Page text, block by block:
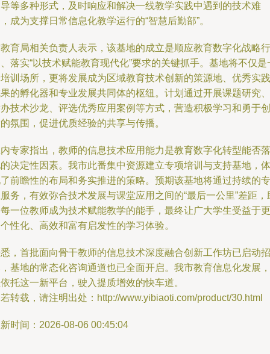
等多种形式，及时响应和解决一线教学实践中遇到的技术难
成为支撑日常信息化教学运行的“智慧后勤部”。
育局相关负责人表示，该基地的成立是顺应教育数字化战略行
落实“以技术赋能教育现代化”要求的关键抓手。基地将不仅是
训场所，更将发展成为区域教育技术创新的策源地、优秀实践
的孵化器和专业发展共同体的枢纽。计划通过开展课题研究、
技术沙龙、评选优秀应用案例等方式，营造积极学习和勇于创
氛围，促进优质经验的共享与传播。
专家指出，教师的信息技术应用能力是教育数字化转型能否落
决定性因素。我市此番集中资源建立专项培训与支持基地，体
前瞻性的布局和务实推进的策略。预期该基地将通过持续的专
务，有效弥合技术发展与课堂应用之间的“最后一公里”差距，
一位教师成为技术赋能教学的能手，最终让广大学生受益于更
性化、高效和富有启发性的学习体验。
，首批面向骨干教师的信息技术深度融合创新工作坊已启动招
基地的常态化咨询通道也已全面开启。我市教育信息化发展，
托这一新平台，驶入提质增效的快车道。
转载，请注明出处：http://www.yibiaoti.com/product/30.html
时间：2026-08-06 00:45:04